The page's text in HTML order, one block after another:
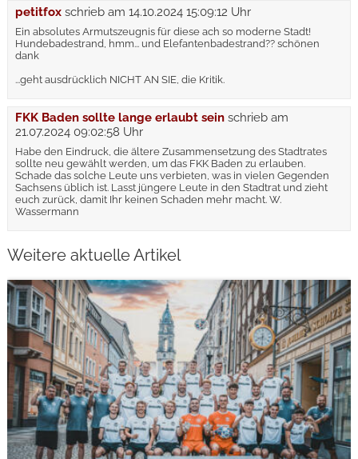
petitfox schrieb am 14.10.2024 15:09:12 Uhr
Ein absolutes Armutszeugnis für diese ach so moderne Stadt!
Hundebadestrand, hmm... und Elefantenbadestrand?? schönen
dank
...geht ausdrücklich NICHT AN SIE, die Kritik.
FKK Baden sollte lange erlaubt sein schrieb am
21.07.2024 09:02:58 Uhr
Habe den Eindruck, die ältere Zusammensetzung des Stadtrates
sollte neu gewählt werden, um das FKK Baden zu erlauben.
Schade das solche Leute uns verbieten, was in vielen Gegenden
Sachsens üblich ist. Lasst jüngere Leute in den Stadtrat und zieht
euch zurück, damit Ihr keinen Schaden mehr macht. W.
Wassermann
Weitere aktuelle Artikel
weiterlesen